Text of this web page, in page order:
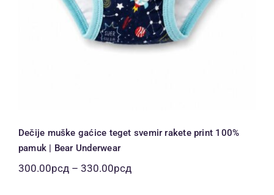
Dečije muške gaćice teget svemir rakete print 100%
pamuk | Bear Underwear
300.00рсд – 330.00рсд